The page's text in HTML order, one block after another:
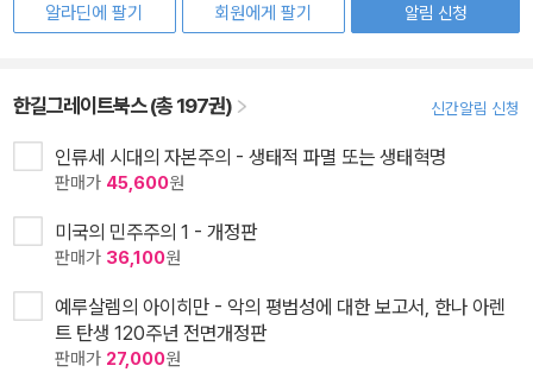
알라딘에 팔기
회원에게 팔기
알림 신청
한길그레이트북스 (총 197권) 신간알림 신청
인류세 시대의 자본주의 - 생태적 파멸 또는 생태혁명
판매가 45,600원
미국의 민주주의 1 - 개정판
판매가 36,100원
예루살렘의 아이히만 - 악의 평범성에 대한 보고서, 한나 아렌
트 탄생 120주년 전면개정판
판매가 27,000원